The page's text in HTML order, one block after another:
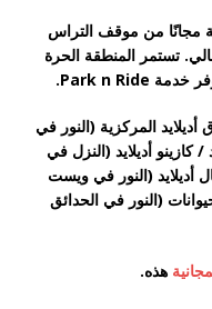
مجانًا من موقف التراس
تستمر المنطقة الحرة
المركزية (النور في
أديلايد (النزل في
(النور في ويست
(النور في الحدائق
هذه.